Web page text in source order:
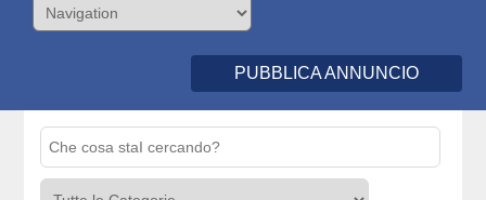
PUBBLICA ANNUNCIO